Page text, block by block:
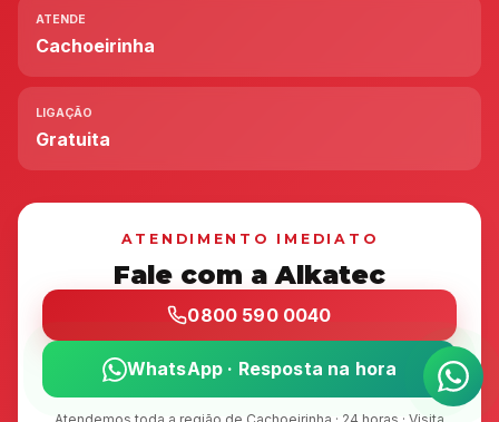
ATENDE
Cachoeirinha
LIGAÇÃO
Gratuita
ATENDIMENTO IMEDIATO
Fale com a Alkatec
0800 590 0040
WhatsApp · Resposta na hora